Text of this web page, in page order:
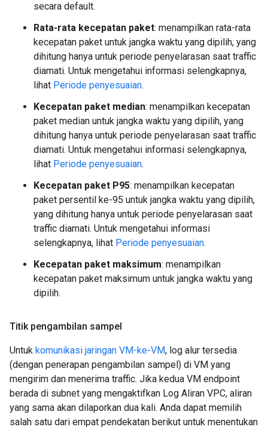
secara default.
Rata-rata kecepatan paket: menampilkan rata-rata
kecepatan paket untuk jangka waktu yang dipilih, yang
dihitung hanya untuk periode penyelarasan saat traffic
diamati. Untuk mengetahui informasi selengkapnya,
lihat Periode penyesuaian.
Kecepatan paket median: menampilkan kecepatan
paket median untuk jangka waktu yang dipilih, yang
dihitung hanya untuk periode penyelarasan saat traffic
diamati. Untuk mengetahui informasi selengkapnya,
lihat Periode penyesuaian.
Kecepatan paket P95: menampilkan kecepatan
paket persentil ke-95 untuk jangka waktu yang dipilih,
yang dihitung hanya untuk periode penyelarasan saat
traffic diamati. Untuk mengetahui informasi
selengkapnya, lihat Periode penyesuaian.
Kecepatan paket maksimum: menampilkan
kecepatan paket maksimum untuk jangka waktu yang
dipilih.
Titik pengambilan sampel
Untuk komunikasi jaringan VM-ke-VM, log alur tersedia
(dengan penerapan pengambilan sampel) di VM yang
mengirim dan menerima traffic. Jika kedua VM endpoint
berada di subnet yang mengaktifkan Log Aliran VPC, aliran
yang sama akan dilaporkan dua kali. Anda dapat memilih
salah satu dari empat pendekatan berikut untuk menentukan